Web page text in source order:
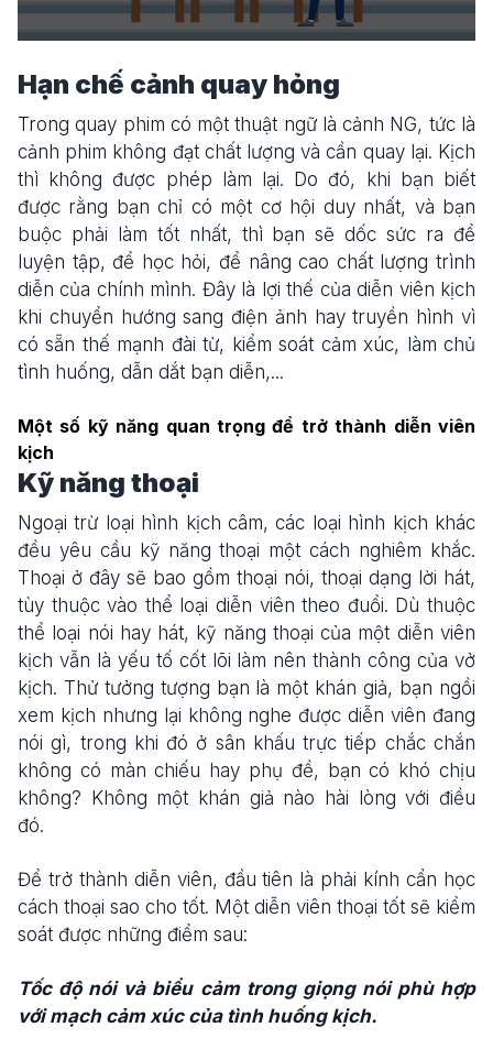
Hạn chế cảnh quay hỏng
Trong quay phim có một thuật ngữ là cảnh NG, tức là
cảnh phim không đạt chất lượng và cần quay lại. Kịch
thì không được phép làm lại. Do đó, khi bạn biết
được rằng bạn chỉ có một cơ hội duy nhất, và bạn
buộc phải làm tốt nhất, thì bạn sẽ dốc sức ra để
luyện tập, để học hỏi, để nâng cao chất lượng trình
diễn của chính mình. Đây là lợi thế của diễn viên kịch
khi chuyển hướng sang điện ảnh hay truyền hình vì
có sẵn thế mạnh đài từ, kiểm soát cảm xúc, làm chủ
tình huống, dẫn dắt bạn diễn,...
Một số kỹ năng quan trọng để trở thành diễn viên
kịch
Kỹ năng thoại
Ngoại trừ loại hình kịch câm, các loại hình kịch khác
đều yêu cầu kỹ năng thoại một cách nghiêm khắc.
Thoại ở đây sẽ bao gồm thoại nói, thoại dạng lời hát,
tùy thuộc vào thể loại diễn viên theo đuổi. Dù thuộc
thể loại nói hay hát, kỹ năng thoại của một diễn viên
kịch vẫn là yếu tố cốt lõi làm nên thành công của vở
kịch. Thử tưởng tượng bạn là một khán giả, bạn ngồi
xem kịch nhưng lại không nghe được diễn viên đang
nói gì, trong khi đó ở sân khấu trực tiếp chắc chắn
không có màn chiếu hay phụ đề, bạn có khó chịu
không? Không một khán giả nào hài lòng với điều
đó.
Để trở thành diễn viên, đầu tiên là phải kính cẩn học
cách thoại sao cho tốt. Một diễn viên thoại tốt sẽ kiểm
soát được những điểm sau:
Tốc độ nói và biểu cảm trong giọng nói phù hợp
với mạch cảm xúc của tình huống kịch.